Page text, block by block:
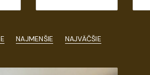
NAJMENŠIE NAJVÄČŠIE